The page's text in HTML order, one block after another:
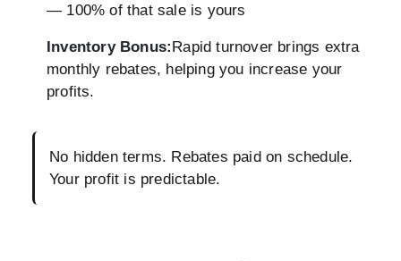
— 100% of that sale is yours
Inventory Bonus:Rapid turnover brings extra
monthly rebates, helping you increase your
profits.
No hidden terms. Rebates paid on schedule.
Your profit is predictable.